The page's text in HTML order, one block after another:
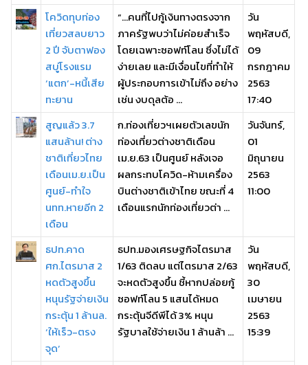
โควิดทุบท่อง
เที่ยวสลบยาว
2 ปี จับตาฟอง
สบู่โรงแรม
‘แตก’-หนี้เสีย
ทะยาน
“...คนที่ไปกู้เงินทางตรงจาก
ภาครัฐพบว่าไม่ค่อยสำเร็จ
โดยเฉพาะซอฟท์โลน ซึ่งไม่ได้
ง่ายเลย และมีเงื่อนไขที่ทำให้
ผู้ประกอบการเข้าไม่ถึง อย่าง
เช่น งบดุลต้อ ...
วัน
พฤหัสบดี,
09
กรกฎาคม
2563
17:40
สูญแล้ว 3.7
แสนล้าน! ต่าง
ชาติเที่ยวไทย
เดือนเม.ย.เป็น
ศูนย์-ทำใจ
นทท.หายอีก 2
เดือน
ก.ท่องเที่ยวฯเผยตัวเลขนัก
ท่องเที่ยวต่างชาติเดือน
เม.ย.63 เป็นศูนย์ หลังเจอ
ผลกระทบโควิด-ห้ามเครื่อง
บินต่างชาติเข้าไทย ขณะที่ 4
เดือนแรกนักท่องเที่ยวต่า ...
วันจันทร์,
01
มิถุนายน
2563
11:00
ธปท.คาด
ศก.ไตรมาส 2
หดตัวสูงขึ้น
หนุนรัฐจ่ายเงิน
กระตุ้น 1 ล้านล.
‘ให้เร็ว-ตรง
จุด’
ธปท.มองเศรษฐกิจไตรมาส
1/63 ติดลบ แต่ไตรมาส 2/63
จะหดตัวสูงขึ้น ชี้หากปล่อยกู้
ซอฟท์โลน 5 แสนได้หมด
กระตุ้นจีดีพีได้ 3% หนุน
รัฐบาลใช้จ่ายเงิน 1 ล้านล้า ...
วัน
พฤหัสบดี,
30
เมษายน
2563
15:39